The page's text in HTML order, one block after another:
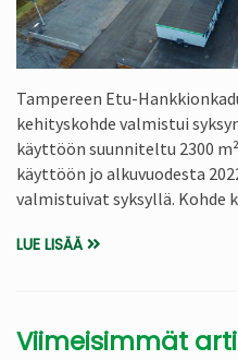
Tampereen Etu-
kehityskohde valmistui
käyttöön suunniteltu 2300
käyttöön jo alkuvuodesta
valmistuivat syksyllä.
LUE LISÄÄ
Viimeisimmät